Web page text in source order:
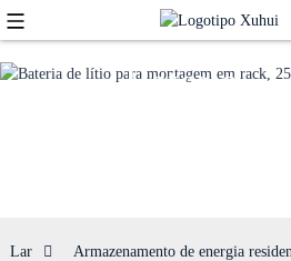
Bateria
Lar Armazenamento de energia